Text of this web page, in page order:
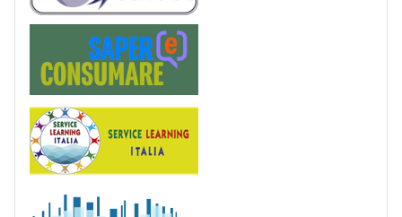
Service Learning